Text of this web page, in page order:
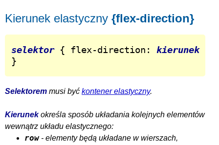
Kierunek elastyczny {flex-direction}
selektor { flex-direction: kierunek
}
Selektorem musi być kontener elastyczny.
Kierunekokreśla sposób układania kolejnych elementów
wewnątrz układu elastycznego:
row- elementy będą układane w wierszach,